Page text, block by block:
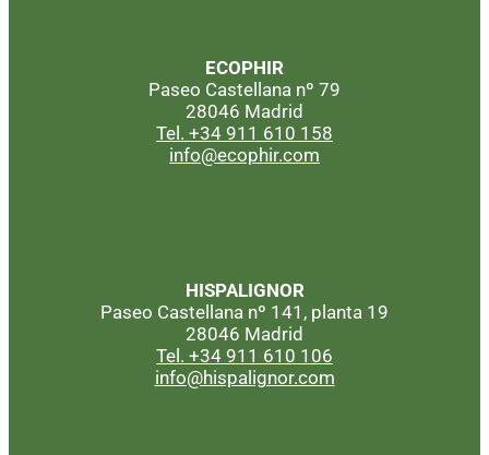
ECOPHIR
Paseo Castellana nº 79
28046 Madrid
Tel. +34 911 610 158
info@ecophir.com
HISPALIGNOR
Paseo Castellana nº 141, planta 19
28046 Madrid
Tel. +34 911 610 106
info@hispalignor.com